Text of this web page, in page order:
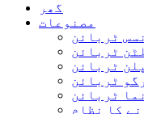
گھر
مصنوعات
ٹربائن
ٹربائن
ٹربائن
ٹربائن
ٹربائن
کا نظام